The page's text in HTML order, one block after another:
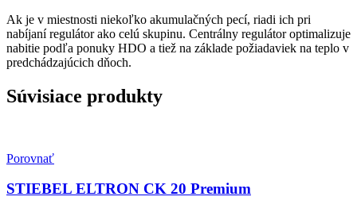
Ak je v miestnosti niekoľko akumulačných pecí, riadi ich pri
nabíjaní regulátor ako celú skupinu. Centrálny regulátor optimalizuje
nabitie podľa ponuky HDO a tiež na základe požiadaviek na teplo v
predchádzajúcich dňoch.
Súvisiace produkty
Porovnať
STIEBEL ELTRON CK 20 Premium